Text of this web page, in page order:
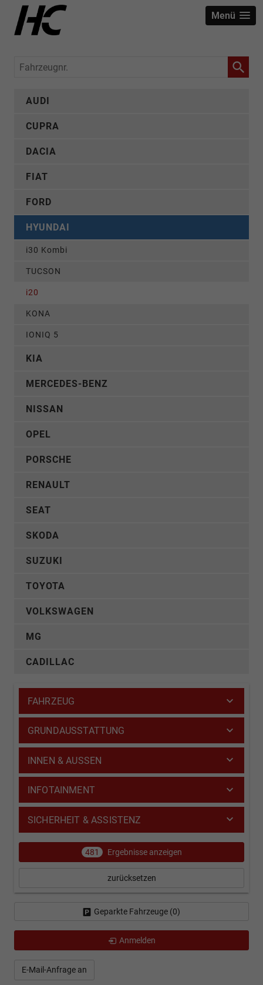
Menü
E-Mail-Anfrage an
Fahrzeugnr.
AUDI
CUPRA
DACIA
FIAT
FORD
HYUNDAI
i30 Kombi
TUCSON
i20
KONA
IONIQ 5
KIA
MERCEDES-BENZ
NISSAN
OPEL
PORSCHE
RENAULT
SEAT
SKODA
SUZUKI
TOYOTA
VOLKSWAGEN
MG
CADILLAC
FAHRZEUG
GRUNDAUSSTATTUNG
INNEN & AUSSEN
INFOTAINMENT
SICHERHEIT & ASSISTENZ
481 Ergebnisse anzeigen
zurücksetzen
Geparkte Fahrzeuge (0)
Anmelden